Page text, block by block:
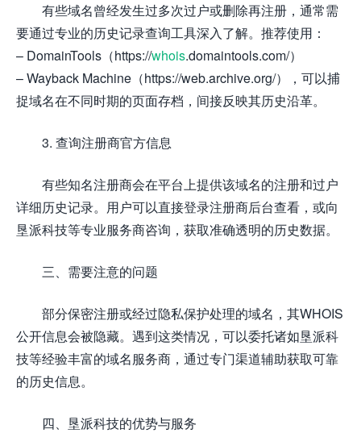
有些域名曾经发生过多次过户或删除再注册，通常需
要通过专业的历史记录查询工具深入了解。推荐使用：
– DomainTools（https://whois.domaintools.com/）
– Wayback Machine（https://web.archive.org/），可以捕
捉域名在不同时期的页面存档，间接反映其历史沿革。
3. 查询注册商官方信息
有些知名注册商会在平台上提供该域名的注册和过户
详细历史记录。用户可以直接登录注册商后台查看，或向
垦派科技等专业服务商咨询，获取准确透明的历史数据。
三、需要注意的问题
部分保密注册或经过隐私保护处理的域名，其WHOIS
公开信息会被隐藏。遇到这类情况，可以委托诸如垦派科
技等经验丰富的域名服务商，通过专门渠道辅助获取可靠
的历史信息。
四、垦派科技的优势与服务